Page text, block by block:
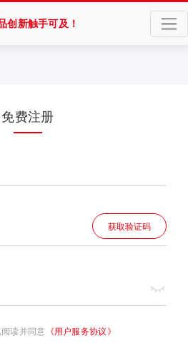
创新触手可及！
免费注册
获取验证码
读并同意 《用户服务协议》